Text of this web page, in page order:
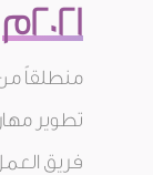
2021م
منطلقاً
تطوير